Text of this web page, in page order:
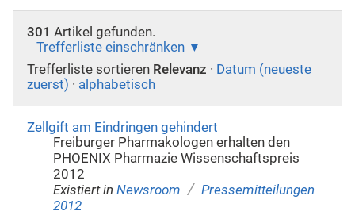
301 Artikel gefunden.
Trefferliste einschränken
Trefferliste sortieren Relevanz · Datum (neueste
zuerst) · alphabetisch
Zellgift am Eindringen gehindert
Freiburger Pharmakologen erhalten den
PHOENIX Pharmazie Wissenschaftspreis
2012
Existiert in Newsroom / Pressemitteilungen
2012